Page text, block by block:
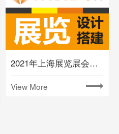
2021年上海展览展会时间排期表(下半年)
View More